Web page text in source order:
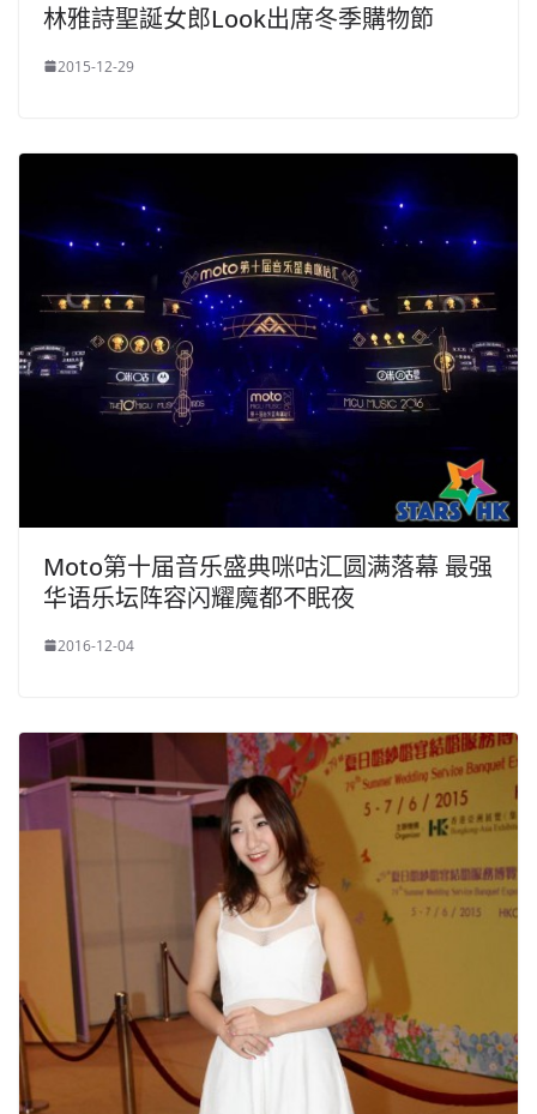
林雅詩聖誕女郎Look出席冬季購物節
2015-12-29
Moto第十届音乐盛典咪咕汇圆满落幕 最强
华语乐坛阵容闪耀魔都不眠夜
2016-12-04